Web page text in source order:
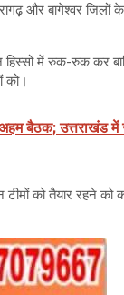
और बागेश्वर जिलों के
हिस्सों में रुक-रुक कर
को।
बैठक; उत्तराखंड
को तैयार रहने को